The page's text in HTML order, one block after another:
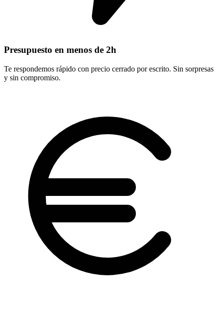
Presupuesto en menos de 2h
Te respondemos rápido con precio cerrado por escrito. Sin sorpresas
y sin compromiso.